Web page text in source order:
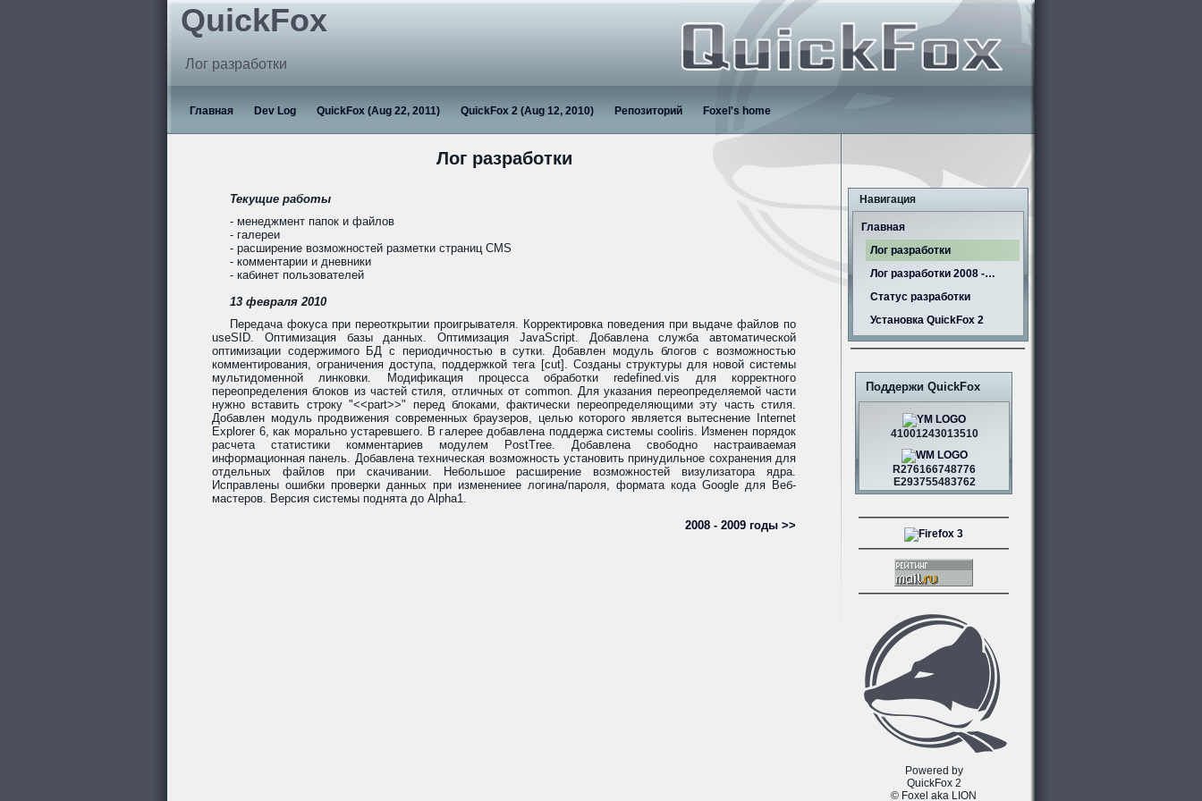
QuickFox
Лог разработки
Главная Dev Log QuickFox (Aug 22, 2011) QuickFox 2 (Aug 12, 2010) Репозиторий Foxel's home
Лог разработки
Текущие работы
- менеджмент папок и файлов
- галереи
- расширение возможностей разметки страниц CMS
- комментарии и дневники
- кабинет пользователей
13 февраля 2010
Передача фокуса при переоткрытии проигрывателя. Корректировка поведения при выдаче файлов по
useSID. Оптимизация базы данных. Оптимизация JavaScript. Добавлена служба автоматической
оптимизации содержимого БД с периодичностью в сутки. Добавлен модуль блогов с возможностью
комментирования, ограничения доступа, поддержкой тега [cut]. Созданы структуры для новой системы
мультидоменной линковки. Модификация процесса обработки redefined.vis для корректного
переопределения блоков из частей стиля, отличных от common. Для указания переопределяемой части
нужно вставить строку "<<part>>" перед блоками, фактически переопределяющими эту часть стиля.
Добавлен модуль продвижения современных браузеров, целью которого является вытеснение Internet
Explorer 6, как морально устаревшего. В галерее добавлена поддержа системы cooliris. Изменен порядок
расчета статистики комментариев модулем PostTree. Добавлена свободно настраиваемая
информационная панель. Добавлена техническая возможность установить принудильное сохранения для
отдельных файлов при скачивании. Небольшое расширение возможностей визулизатора ядра.
Исправлены ошибки проверки данных при изменениее логина/пароля, формата кода Google для Веб-
мастеров. Версия системы поднята до Alpha1.
2008 - 2009 годы >>
Навигация
Главная
Лог разработки
Лог разработки 2008 -…
Статус разработки
Установка QuickFox 2
Поддержи QuickFox
41001243013510
R276166748776
E293755483762
Powered by
QuickFox 2
© Foxel aka LION